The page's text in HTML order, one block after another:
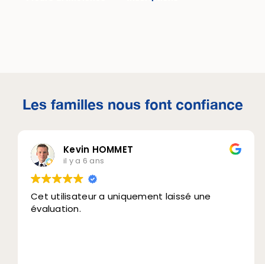
Les familles nous font confiance
Kevin HOMMET
il y a 6 ans
Cet utilisateur a uniquement laissé une
évaluation.